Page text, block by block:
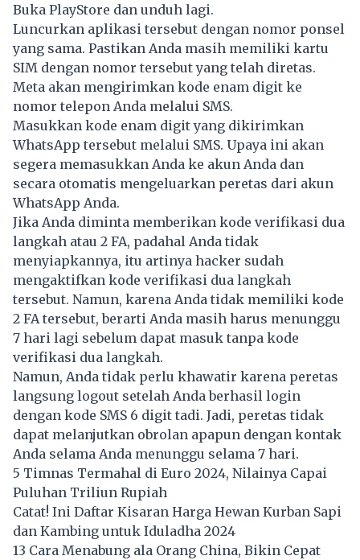
Buka PlayStore dan unduh lagi.
Luncurkan aplikasi tersebut dengan nomor ponsel
yang sama. Pastikan Anda masih memiliki kartu
SIM dengan nomor tersebut yang telah diretas.
Meta akan mengirimkan kode enam digit ke
nomor telepon Anda melalui SMS.
Masukkan kode enam digit yang dikirimkan
WhatsApp tersebut melalui SMS. Upaya ini akan
segera memasukkan Anda ke akun Anda dan
secara otomatis mengeluarkan peretas dari akun
WhatsApp Anda.
Jika Anda diminta memberikan kode verifikasi dua
langkah atau 2 FA, padahal Anda tidak
menyiapkannya, itu artinya hacker sudah
mengaktifkan kode verifikasi dua langkah
tersebut. Namun, karena Anda tidak memiliki kode
2 FA tersebut, berarti Anda masih harus menunggu
7 hari lagi sebelum dapat masuk tanpa kode
verifikasi dua langkah.
Namun, Anda tidak perlu khawatir karena peretas
langsung logout setelah Anda berhasil login
dengan kode SMS 6 digit tadi. Jadi, peretas tidak
dapat melanjutkan obrolan apapun dengan kontak
Anda selama Anda menunggu selama 7 hari.
5 Timnas Termahal di Euro 2024, Nilainya Capai
Puluhan Triliun Rupiah
Catat! Ini Daftar Kisaran Harga Hewan Kurban Sapi
dan Kambing untuk Iduladha 2024
13 Cara Menabung ala Orang China, Bikin Cepat